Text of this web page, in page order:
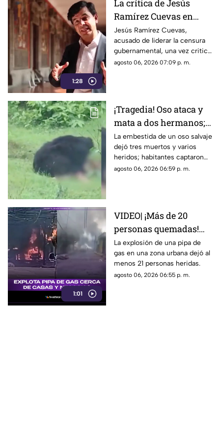
1:28
La crítica de Jesús
Ramírez Cuevas en
2013 se vuelve
relevante en la censura
actual
Jesús Ramírez Cuevas,
acusado de liderar la censura
gubernamental, una vez criticó
abiertamente en 2013 la
agosto 06, 2026 07:09 p. m.
¡Tragedia! Oso ataca y
mata a dos hermanos;
dramático momento
quedó grabado en
VIDEO
La embestida de un oso salvaje
dejó tres muertos y varios
heridos; habitantes captaron
en video los momentos de
agosto 06, 2026 06:59 p. m.
1:01
VIDEO| ¡Más de 20
personas quemadas!
Explota pipa de gas
cerca de casas y
negocios
La explosión de una pipa de
gas en una zona urbana dejó al
menos 21 personas heridas.
agosto 06, 2026 06:55 p. m.